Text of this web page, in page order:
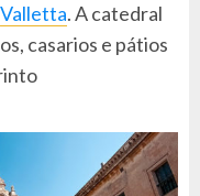
Valletta. A catedral
casarios e pátios